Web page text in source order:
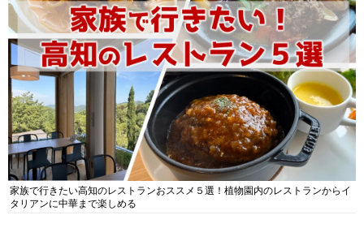
家族で行きたい高知のレストランおススメ５選！植物園内のレストランからイ
タリアンに中華まで楽しめる